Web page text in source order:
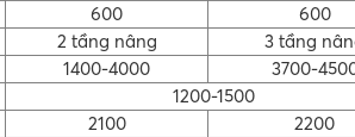
600
600
2 tầng nâng
3 tầng
1400-4000
3700-
1200-1500
2100
2200